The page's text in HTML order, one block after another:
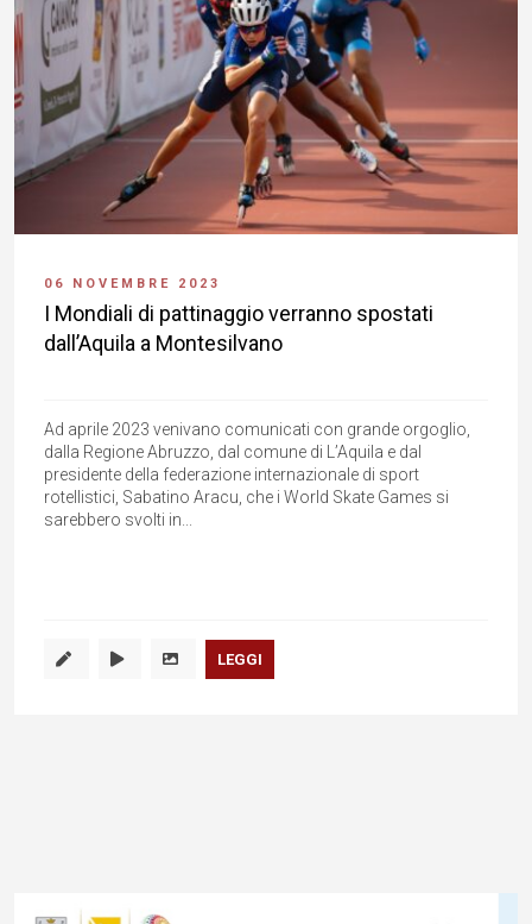
06 NOVEMBRE 2023
I Mondiali di pattinaggio verranno spostati
dall’Aquila a Montesilvano
Ad aprile 2023 venivano comunicati con grande orgoglio,
dalla Regione Abruzzo, dal comune di L’Aquila e dal
presidente della federazione internazionale di sport
rotellistici, Sabatino Aracu, che i World Skate Games si
sarebbero svolti in...
LEGGI